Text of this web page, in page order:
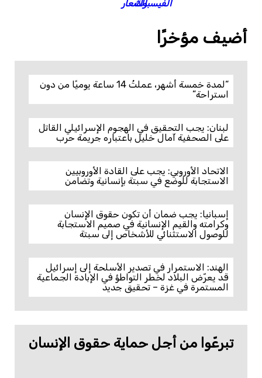
أضيف مؤخرًا
“لمدة خمسة أشهر، عملتُ 14 ساعة يوميًا من دون
استراحة”
لبنان: يجب التحقيق في الهجوم الإسرائيلي القاتل
على الصحفية آمال خليل باعتباره جريمة حرب
الاتحاد الأوروبي: يجب على القادة الأوروبيين
الاستجابة للوضع في سبتة بإنسانية وتضامن
إسبانيا: يجب ضمان أن تكون حقوق الإنسان
وكرامته والقيم الإنسانية في صميم الاستجابة
للوصول الاستثنائي للأشخاص إلى سبتة
الهند: الاستمرار في تصدير الأسلحة إلى إسرائيل
قد يعرّض البلاد لخطر التواطؤ في الإبادة الجماعية
المستمرة في غزة – تحقيق جديد
تبرعّوا من أجل حماية حقوق الإنسان